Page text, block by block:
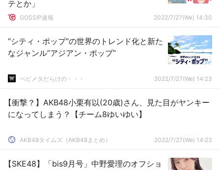
テとか」
GOSSIP速報 2022/7/27(We) 14:30
”シティ・ポップ”の世界のトレンド化と新た
なジャンル”アジアン・ポップ”
べビメタだらけの・・・ 2022/7/27(We) 14:23
【衝撃？】AKB48小栗有以(20歳)さん、見た目がヤンキー
になってしまう？【チーム8ゆいゆい】
AKB48タイムズ（AKB48まとめ） 2022/7/27(We) 14:23
【SKE48】「bis9月号」中野愛理のオフショ